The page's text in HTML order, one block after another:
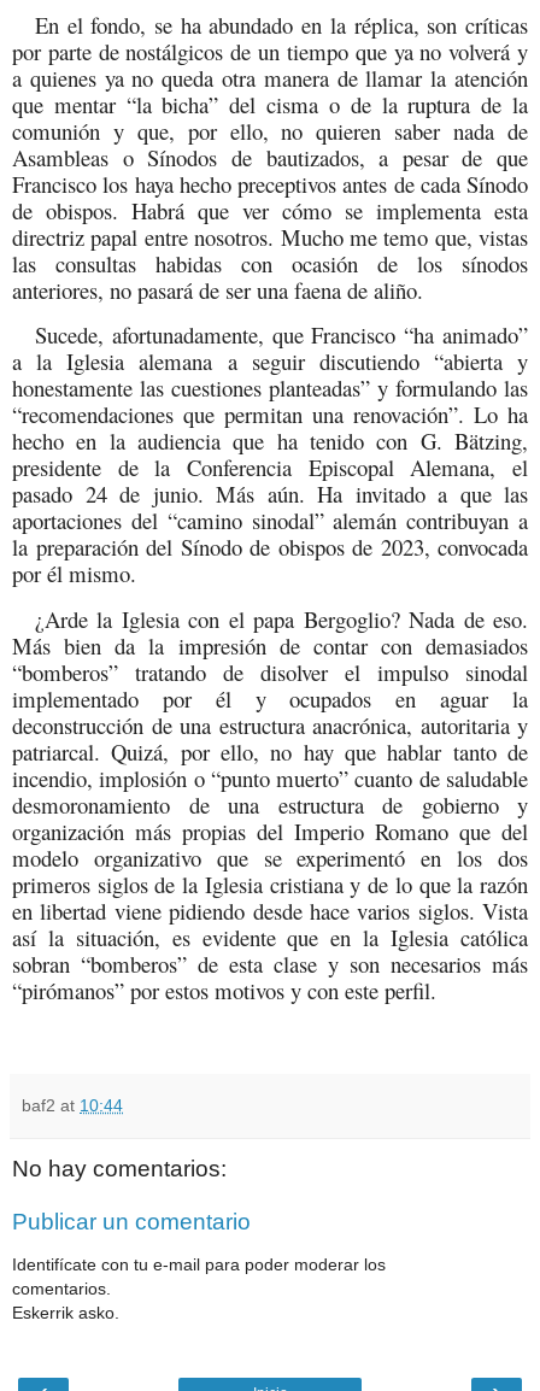
En el fondo, se ha abundado en la réplica, son críticas
por parte de nostálgicos de un tiempo que ya no volverá y
a quienes ya no queda otra manera de llamar la atención
que mentar “la bicha” del cisma o de la ruptura de la
comunión y que, por ello, no quieren saber nada de
Asambleas o Sínodos de bautizados, a pesar de que
Francisco los haya hecho preceptivos antes de cada Sínodo
de obispos. Habrá que ver cómo se implementa esta
directriz papal entre nosotros. Mucho me temo que, vistas
las consultas habidas con ocasión de los sínodos
anteriores, no pasará de ser una faena de aliño.
Sucede, afortunadamente, que Francisco “ha animado”
a la Iglesia alemana a seguir discutiendo “abierta y
honestamente las cuestiones planteadas” y formulando las
“recomendaciones que permitan una renovación”. Lo ha
hecho en la audiencia que ha tenido con G. Bätzing,
presidente de la Conferencia Episcopal Alemana, el
pasado 24 de junio. Más aún. Ha invitado a que las
aportaciones del “camino sinodal” alemán contribuyan a
la preparación del Sínodo de obispos de 2023, convocada
por él mismo.
¿Arde la Iglesia con el papa Bergoglio? Nada de eso.
Más bien da la impresión de contar con demasiados
“bomberos” tratando de disolver el impulso sinodal
implementado por él y ocupados en aguar la
deconstrucción de una estructura anacrónica, autoritaria y
patriarcal. Quizá, por ello, no hay que hablar tanto de
incendio, implosión o “punto muerto” cuanto de saludable
desmoronamiento de una estructura de gobierno y
organización más propias del Imperio Romano que del
modelo organizativo que se experimentó en los dos
primeros siglos de la Iglesia cristiana y de lo que la razón
en libertad viene pidiendo desde hace varios siglos. Vista
así la situación, es evidente que en la Iglesia católica
sobran “bomberos” de esta clase y son necesarios más
“pirómanos” por estos motivos y con este perfil.
baf2 at 10:44
No hay comentarios:
Publicar un comentario
Identifícate con tu e-mail para poder moderar los
comentarios.
Eskerrik asko.